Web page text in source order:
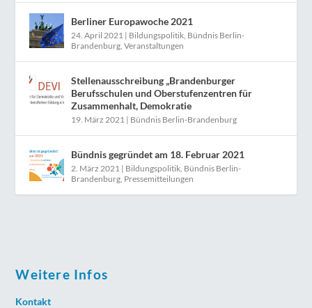
Berliner Europawoche 2021
24. April 2021 | Bildungspolitik Bündnis Berlin-
Brandenburg ,Veranstaltungen
Stellenausschreibung „Brandenburger
Berufsschulen und Oberstufenzentren für
Zusammenhalt, Demokratie
19. März 2021 | Bündnis Berlin-Brandenburg
Bündnis gegründet am 18. Februar 2021
2. März 2021 | Bildungspolitik Bündnis Berlin-
Brandenburg Pressemitteilungen
Weitere Infos
Kontakt